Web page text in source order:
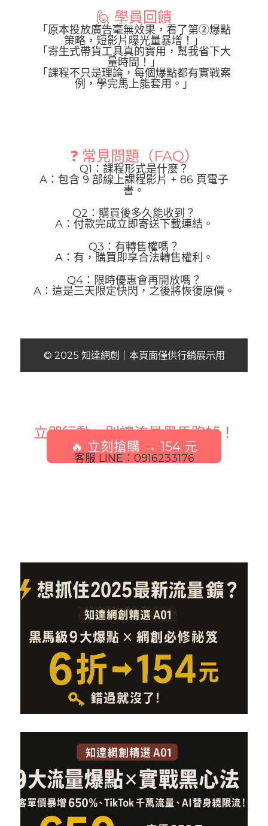
🙋 學員回饋
「原本投放廣告毫無效果，看了第②爆點
策略，短影片曝光量暴增！」
「寄生式帶貨工具真的實用，幫我省下大
量時間！」
「課程不只是理論，每個爆點都有實戰案
例，學完馬上能套用。」
❓ 常見問題（FAQ）
Q1：課程形式是什麼？
A：包含 9 部線上課程影片 + 86 頁電子
書。
Q2：購買後多久能收到？
A：付款完成立即寄送下載連結。
Q3：有轉售權嗎？
A：有，購買即享合法轉售權利。
Q4：限時優惠會再開放嗎？
A：這是三天限定快閃，之後將恢復原價。
© 2025 知達網創｜本頁面僅供行銷展示用
立即行動，別讓流量黑馬跑掉！
🔥 立刻搶購 → 154 元
客服 LINE：0916233176